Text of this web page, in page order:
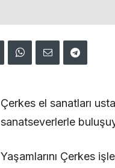
Çerkes el sanatları
sanatseverlerle
Yaşamlarını Çerkes